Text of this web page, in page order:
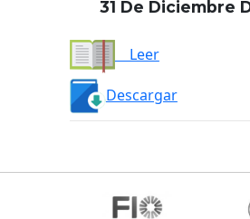
31 De Diciembre
Leer
Descargar